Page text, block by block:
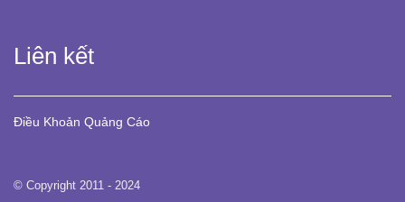
Liên kết
Điều Khoản Quảng Cáo
© Copyright 2011 - 2024